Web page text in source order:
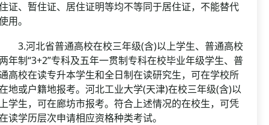
证、暂住证、居住证明等均不等同于居住证，不能替代
用。
河北省普通高校在校三年级(含)以上学生、普通高校
年制“3+2”专科及五年一贯制专科在校毕业年级学生、普
高校在读专升本学生和全日制在读研究生，可在学校所
地或户籍地报考。河北工业大学(天津)在校三年级(含)以
学生，可在廊坊市报考。符合上述情况的在校生，可凭
读学历层次申请相应资格种类考试。